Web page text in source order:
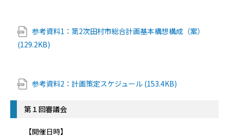
参考資料1：第2次田村市総合計画基本構想構成（案）
(129.2KB)
参考資料2：計画策定スケジュール (153.4KB)
第１回審議会
【開催日時】